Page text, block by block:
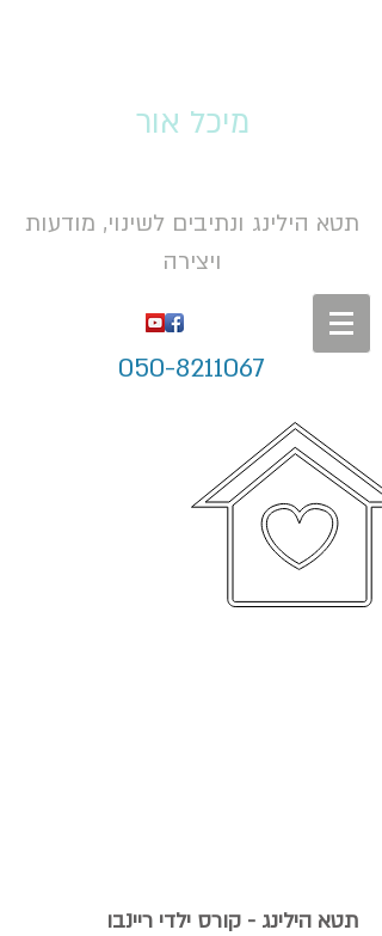
מיכל אור
תטא הילינג ונתיבים לשינוי, מודעות
ויצירה
050-8211067
תטא הילינג - קורס ילדי ריינבו